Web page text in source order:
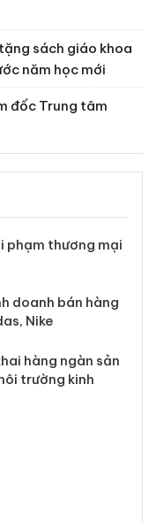
sách giáo khoa
năm học mới
đốc Trung tâm
vi phạm thương
kinh doanh bán
Adidas, Nike